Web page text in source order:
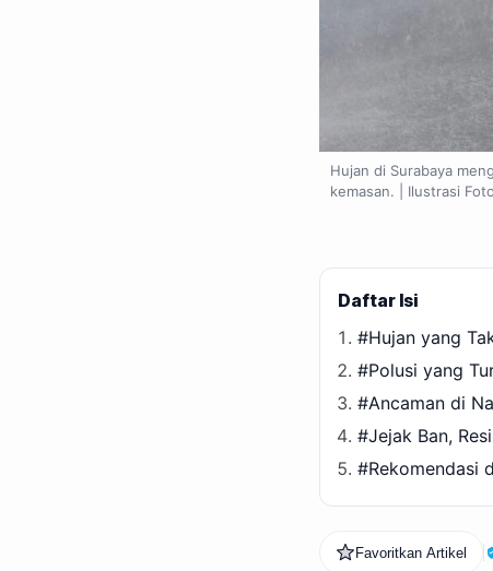
Hujan di Surabaya
kemasan. | Ilustrasi
Daftar Isi
#Hujan yang
#Polusi yang
#Ancaman di
#Jejak Ban,
#Rekomendasi
Favoritkan Artikel